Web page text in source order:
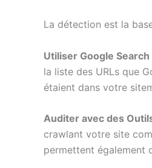
La détection est la
Utiliser Google
la liste des URLs que
étaient dans votre
Auditer avec des
crawlant votre site
permettent également